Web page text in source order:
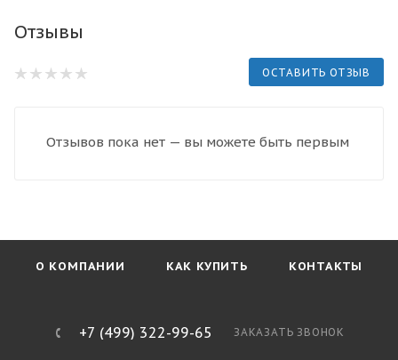
Отзывы
ОСТАВИТЬ ОТЗЫВ
Отзывов пока нет — вы можете быть первым
О КОМПАНИИ КАК КУПИТЬ КОНТАКТЫ
+7 (499) 322-99-65 ЗАКАЗАТЬ ЗВОНОК